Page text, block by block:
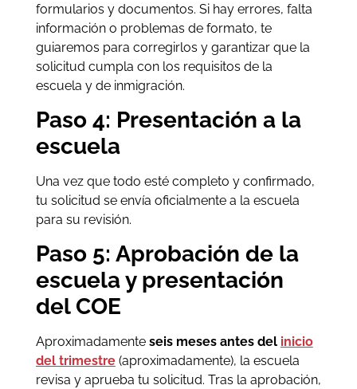
formularios y documentos. Si hay errores, falta
información o problemas de formato, te
guiaremos para corregirlos y garantizar que la
solicitud cumpla con los requisitos de la
escuela y de inmigración.
Paso 4: Presentación a la
escuela
Una vez que todo esté completo y confirmado,
tu solicitud se envía oficialmente a la escuela
para su revisión.
Paso 5: Aprobación de la
escuela y presentación
del COE
Aproximadamente seis meses antes del inicio
del trimestre(aproximadamente), la escuela
revisa y aprueba tu solicitud. Tras la aprobación,